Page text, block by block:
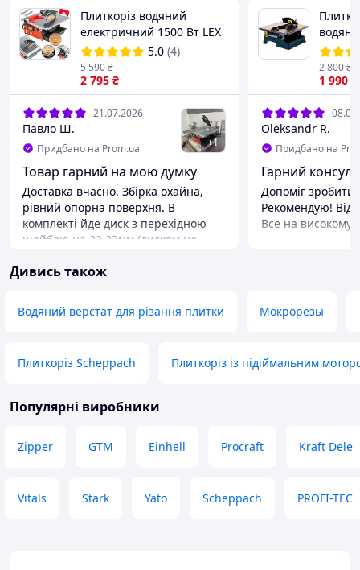
Плиткоріз водяний
електричний 1500 Вт LEX
LXSM16 Стандарт для
різання плитки
Електроплиткоріз
5.0 (4)
2 795 ₴
5 590₴
21.07.2026
Павло Ш.
Придбано на Prom.ua +1
Товар гарний на мою думку
Доставка вчасно. Збірка охайна,
рівний опорна поверхня. В
комплекті йде диск з перехідною
шайбою на 22.23мм (диском не
досвід як в роботі з цим станком так
потреби влаштовує та відповідає
очікуванням. Пилу, не було взагалі.
Рекомендую.
Все Гуд
Поки не виявив
1.8
для
кута 0-
1 990
2 800₴
Oleksandr R.
Придбано на
Гарний
Допоміг
Рекомендую!
Все на високому
Дивись також
Водяний верстат для різання плитки Мокрорезы
Плиткоріз Scheppach Плиткоріз із підіймальним
Популярні виробники
Zipper GTM Einhell Procraft Kraft Dele
Vitals Stark Yato Scheppach PROFI-TEC